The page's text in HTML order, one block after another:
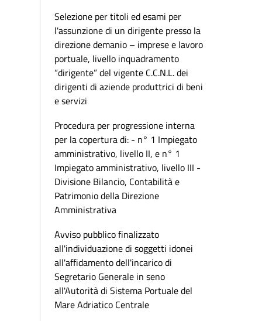
Selezione per titoli ed esami per
l'assunzione di un dirigente presso la
direzione demanio – imprese e lavoro
portuale, livello inquadramento
“dirigente” del vigente C.C.N.L. dei
dirigenti di aziende produttrici di beni
e servizi
Procedura per progressione interna
per la copertura di: - n° 1 Impiegato
amministrativo, livello II, e n° 1
Impiegato amministrativo, livello III -
Divisione Bilancio, Contabilità e
Patrimonio della Direzione
Amministrativa
Avviso pubblico finalizzato
all'individuazione di soggetti idonei
all'affidamento dell'incarico di
Segretario Generale in seno
all'Autorità di Sistema Portuale del
Mare Adriatico Centrale